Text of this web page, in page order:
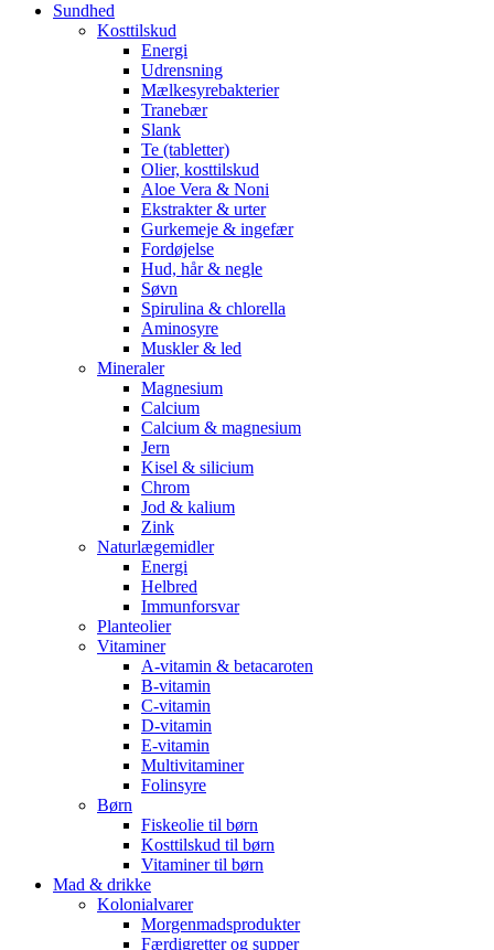
Sundhed
Kosttilskud
Energi
Udrensning
Mælkesyrebakterier
Tranebær
Slank
Te (tabletter)
Olier, kosttilskud
Aloe Vera & Noni
Ekstrakter & urter
Gurkemeje & ingefær
Fordøjelse
Hud, hår & negle
Søvn
Spirulina & chlorella
Aminosyre
Muskler & led
Mineraler
Magnesium
Calcium
Calcium & magnesium
Jern
Kisel & silicium
Chrom
Jod & kalium
Zink
Naturlægemidler
Energi
Helbred
Immunforsvar
Planteolier
Vitaminer
A-vitamin & betacaroten
B-vitamin
C-vitamin
D-vitamin
E-vitamin
Multivitaminer
Folinsyre
Børn
Fiskeolie til børn
Kosttilskud til børn
Vitaminer til børn
Mad & drikke
Kolonialvarer
Morgenmadsprodukter
Færdigretter og supper